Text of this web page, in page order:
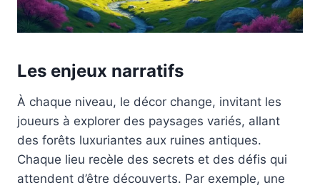
Les enjeux narratifs
À chaque niveau, le décor change, invitant les
joueurs à explorer des paysages variés, allant
des forêts luxuriantes aux ruines antiques.
Chaque lieu recèle des secrets et des défis qui
attendent d’être découverts. Par exemple, une